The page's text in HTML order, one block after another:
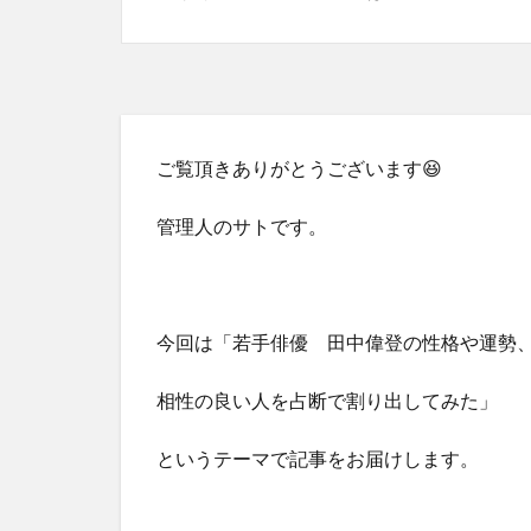
ご覧頂きありがとうございます😆
管理人のサトです。
今回は「若手俳優 田中偉登の性格や運勢
相性の良い人を占断で割り出してみた」
というテーマで記事をお届けします。